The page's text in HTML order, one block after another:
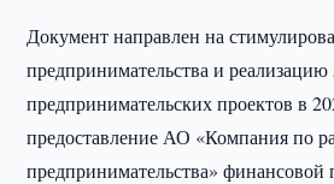
Документ направлен на
предпринимательства и реализацию
предпринимательских проектов в
предоставление АО «Компания по
предпринимательства»